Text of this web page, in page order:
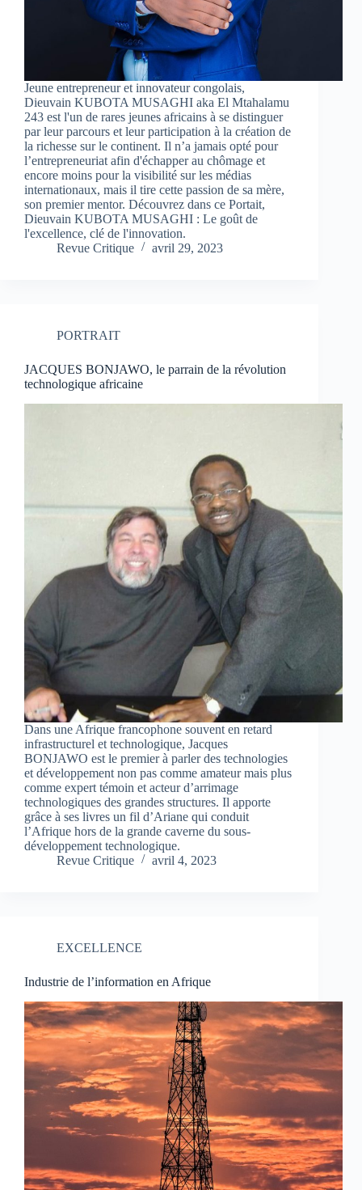
Jeune entrepreneur et innovateur congolais,
Dieuvain KUBOTA MUSAGHI aka El Mtahalamu
243 est l'un de rares jeunes africains à se distinguer
par leur parcours et leur participation à la création de
la richesse sur le continent. Il n’a jamais opté pour
l’entrepreneuriat afin d'échapper au chômage et
encore moins pour la visibilité sur les médias
internationaux, mais il tire cette passion de sa mère,
son premier mentor. Découvrez dans ce Portait,
Dieuvain KUBOTA MUSAGHI : Le goût de
l'excellence, clé de l'innovation.
Revue Critique
avril 29, 2023
PORTRAIT
JACQUES BONJAWO, le parrain de la révolution
technologique africaine
Dans une Afrique francophone souvent en retard
infrastructurel et technologique, Jacques
BONJAWO est le premier à parler des technologies
et développement non pas comme amateur mais plus
comme expert témoin et acteur d’arrimage
technologiques des grandes structures. Il apporte
grâce à ses livres un fil d’Ariane qui conduit
l’Afrique hors de la grande caverne du sous-
développement technologique.
Revue Critique
avril 4, 2023
EXCELLENCE
Industrie de l’information en Afrique